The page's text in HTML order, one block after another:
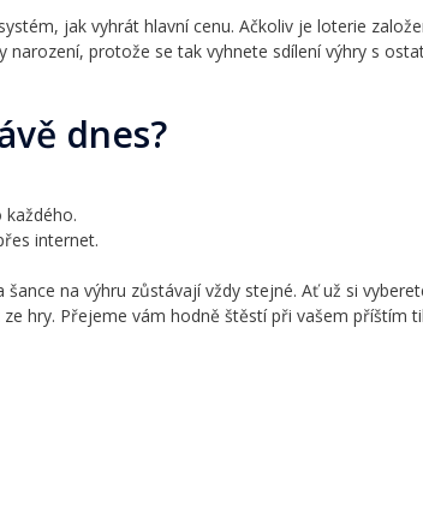
jak vyhrát hlavní cenu. Ačkoliv je loterie
narození, protože se tak vyhnete sdílení výhry s
dnes?
každého.
internet.
na výhru zůstávají vždy stejné. Ať už si
hry. Přejeme vám hodně štěstí při vašem příštím